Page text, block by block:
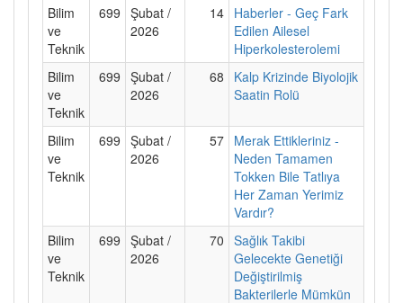
Bilim
ve
Teknik
699 Şubat /
2026
14 Haberler - Geç Fark
Edilen Ailesel
Hiperkolesterolemi
Bilim
ve
Teknik
699 Şubat /
2026
68
Kalp Krizinde Biyolojik
Saatin Rolü
Bilim
ve
Teknik
699 Şubat /
2026
57 Merak Ettikleriniz -
Neden Tamamen
Tokken Bile Tatlıya
Her Zaman Yerimiz
Vardır?
Bilim
ve
Teknik
699 Şubat /
2026
70 Sağlık Takibi
Gelecekte Genetiği
Değiştirilmiş
Bakterilerle Mümkün